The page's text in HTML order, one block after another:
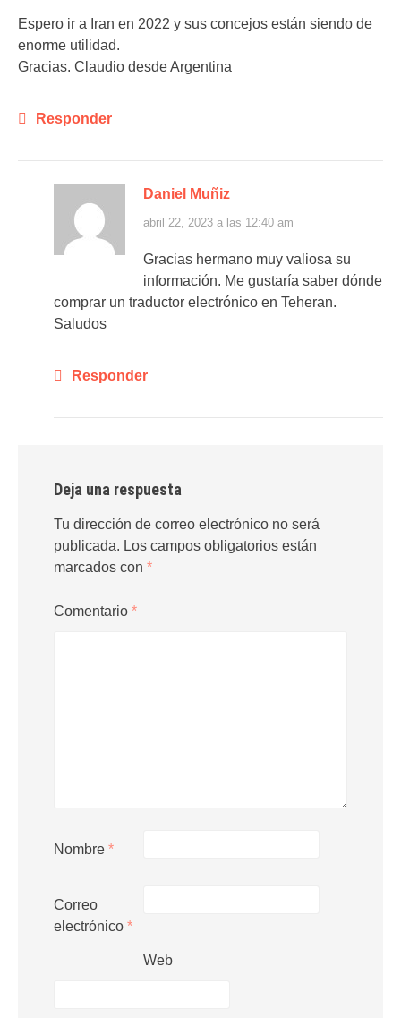
Espero ir a Iran en 2022 y sus concejos están siendo de
enorme utilidad.
Gracias. Claudio desde Argentina
Responder
Daniel Muñiz
abril 22, 2023 a las 12:40 am
Gracias hermano muy valiosa su
información. Me gustaría saber dónde
comprar un traductor electrónico en Teheran.
Saludos
Responder
Deja una respuesta
Tu dirección de correo electrónico no será
publicada. Los campos obligatorios están
marcados con *
Comentario *
Nombre *
Correo
electrónico *
Web